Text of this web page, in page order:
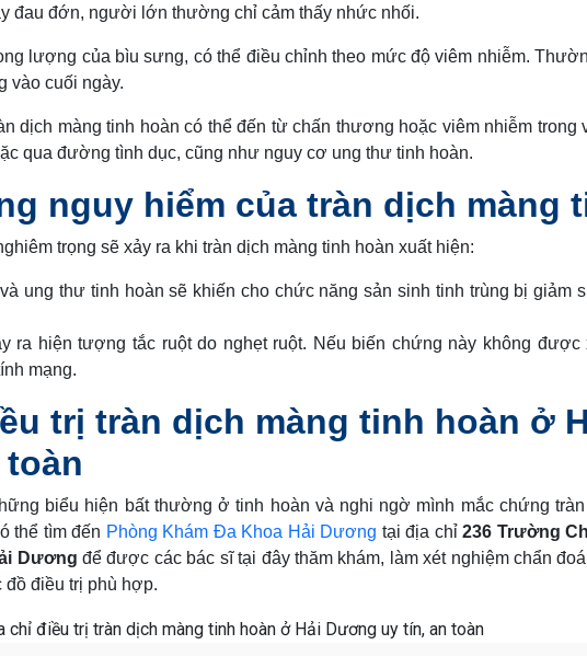
đau đớn, người lớn thường chỉ cảm thấy nhức nhối.
lượng của bìu sưng, có thể điều chỉnh theo mức độ viêm nhiễm.
vào cuối ngày.
dịch màng tinh hoàn có thể đến từ chấn thương hoặc viêm nhiễm trong
qua đường tình dục, cũng như nguy cơ ung thư tinh hoàn.
nguy hiểm của tràn dịch màng
trọng sẽ xảy ra khi tràn dịch màng tinh hoàn xuất hiện:
ung thư tinh hoàn sẽ khiến cho chức năng sản sinh tinh trùng bị giảm
ra hiện tượng tắc ruột do nghẹt ruột. Nếu biến chứng này không
mạng.
trị tràn dịch màng tinh hoàn ở
biểu hiện bất thường ở tinh hoàn và nghi ngờ mình mắc chứng
thể tìm đến Phòng Khám Đa Khoa Hải Dương tại địa chỉ236 Trường
Dương để được các bác sĩ tại đây thăm khám, làm xét nghiệm chẩn
đồ điều trị phù hợp.